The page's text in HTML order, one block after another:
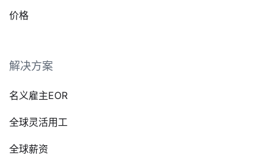
价格
解决方案
名义雇主EOR
全球灵活用工
全球薪资